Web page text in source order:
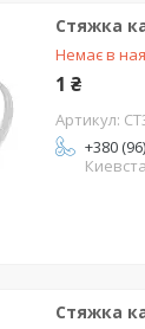
Стяжка
Немає в
1 ₴
+380
Стяжка